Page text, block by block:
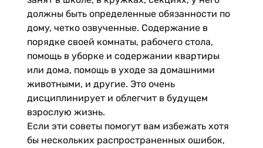
должны быть определенные обязанности по
дому, четко озвученные. Содержание в
порядке своей комнаты, рабочего стола,
помощь в уборке и содержании квартиры
или дома, помощь в уходе за домашними
животными, и другие. Это очень
дисциплинирует и облегчит в будущем
взрослую жизнь.
Если эти советы помогут вам избежать хотя
бы нескольких распространенных ошибок,